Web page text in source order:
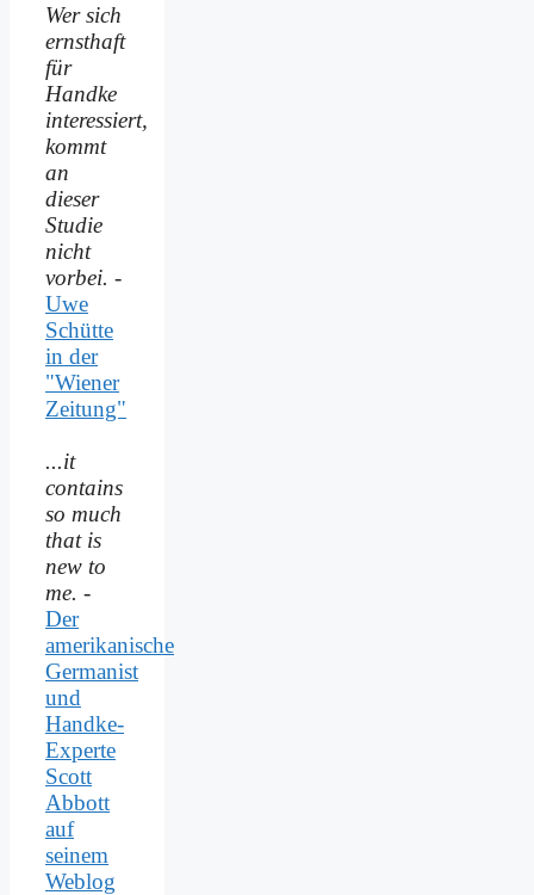
Wer sich
ernsthaft
für
Handke
interessiert,
kommt
an
dieser
Studie
nicht
vorbei. -
Uwe
Schütte
in der
"Wiener
Zeitung"
...it
contains
so much
that is
new to
me. -
Der
amerikanische
Germanist
und
Handke-
Experte
Scott
Abbott
auf
seinem
Weblog